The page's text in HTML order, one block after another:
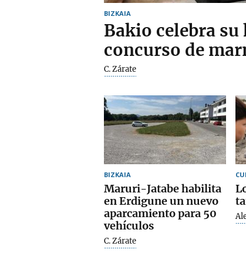
BIZKAIA
Bakio celebra
concurso de
C. Zárate
BIZKAIA
Maruri-Jatabe habilita
en Erdigune un nuevo
aparcamiento para 50
vehículos
C. Zárate